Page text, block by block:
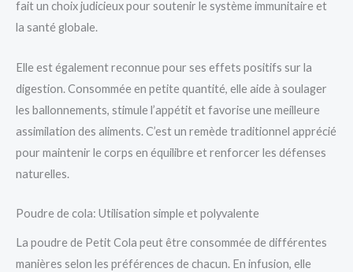
fait un choix judicieux pour soutenir le système immunitaire et
la santé globale.
Elle est également reconnue pour ses effets positifs sur la
digestion. Consommée en petite quantité, elle aide à soulager
les ballonnements, stimule l’appétit et favorise une meilleure
assimilation des aliments. C’est un remède traditionnel apprécié
pour maintenir le corps en équilibre et renforcer les défenses
naturelles.
Poudre de cola: Utilisation simple et polyvalente
La poudre de Petit Cola peut être consommée de différentes
manières selon les préférences de chacun. En infusion, elle